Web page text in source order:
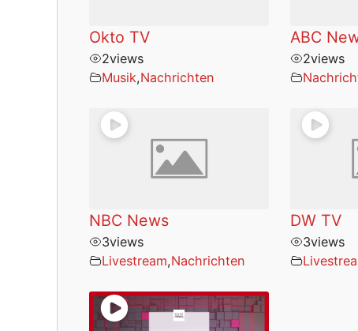
Okto TV
2views
Musik,Nachrichten
ABC
2views
NBC News
3views
Livestream,Nachrichten
DW TV
3views